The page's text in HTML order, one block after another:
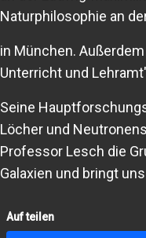
Naturphilosophie an
in München.
Unterricht und
Seine
Löcher und
Professor Lesch die
Galaxien und bringt
Auf teilen